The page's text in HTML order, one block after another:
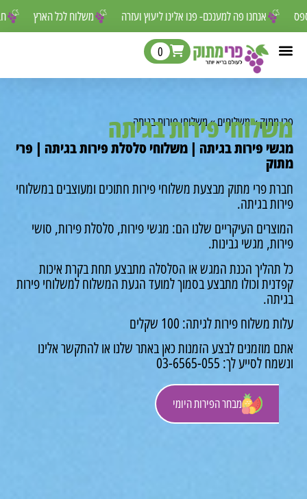
משלוח לכל הארץ אנחנו פה למענכם- פנו אלינו ליעוץ ועזרה לפספס
מבחר הפירות היומי
0
»משלוחים»משלוחי פירות בגיתה
פירות בגיתה
פירות בגיתה | משלוחי סלסלת פירות בגיתה | פרי
פרי מתוק מבצעת משלוחי פירות חתוכים ומעוצבים במשלוחי
בגיתה.
העיקריים שלנו הם: מגשי פירות, סלסלת פירות, סושי
מגשי גבינות.
הכנת המגש או הסלסלה מתבצע תחת בקרת איכות
וכולו מתבצע בסמוך למועד הגעת המשלוח למשלוחי פירות
פירות לגיתה: 100 שקלים
מוזמנים לבצע הזמנות כאן באתר שלנו או להתקשר אלינו
לך: 03-6565-055